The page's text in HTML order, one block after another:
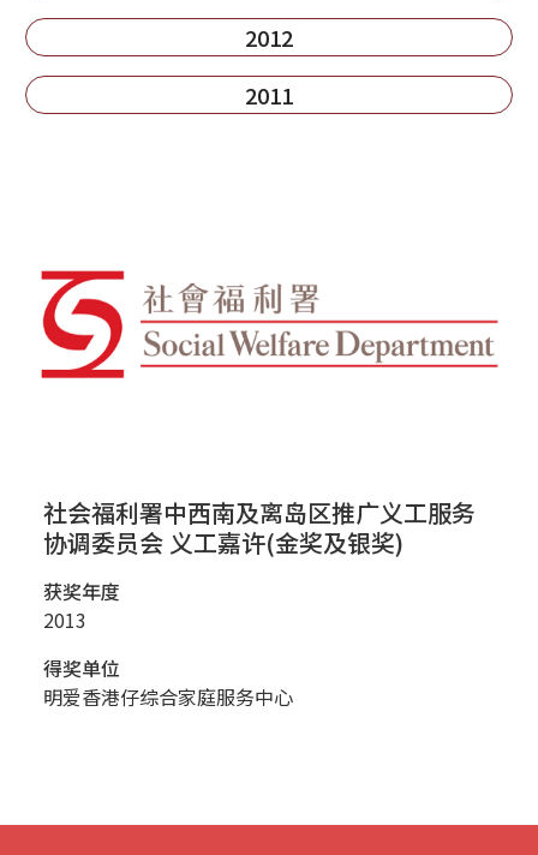
2012
2011
社会福利署中西南及离岛区推广义工服务
协调委员会 义工嘉许(金奖及银奖)
获奖年度
2013
得奖单位
明爱香港仔综合家庭服务中心